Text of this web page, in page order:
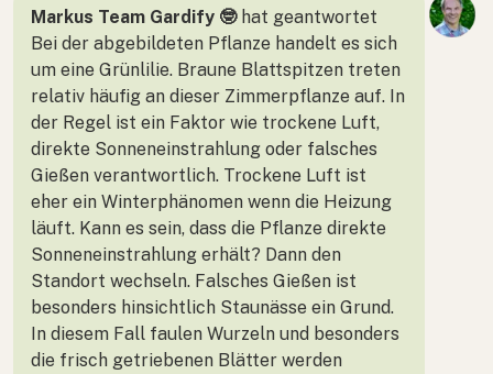
Markus Team Gardify 🤓hat geantwortet
Bei der abgebildeten Pflanze handelt es sich
um eine Grünlilie. Braune Blattspitzen treten
relativ häufig an dieser Zimmerpflanze auf. In
der Regel ist ein Faktor wie trockene Luft,
direkte Sonneneinstrahlung oder falsches
Gießen verantwortlich. Trockene Luft ist
eher ein Winterphänomen wenn die Heizung
läuft. Kann es sein, dass die Pflanze direkte
Sonneneinstrahlung erhält? Dann den
Standort wechseln. Falsches Gießen ist
besonders hinsichtlich Staunässe ein Grund.
In diesem Fall faulen Wurzeln und besonders
die frisch getriebenen Blätter werden